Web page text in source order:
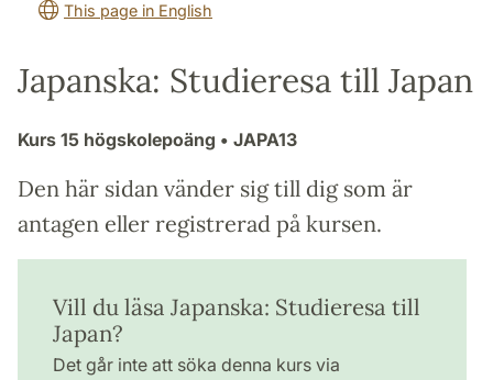
översättning till svenska
This page in English
Japanska: Studieresa till Japan
Kurs 15 högskolepoäng • JAPA13
Den här sidan vänder sig till dig som är
antagen eller registrerad på kursen.
Vill du läsa Japanska: Studieresa till
Japan?
Det går inte att söka denna kurs via